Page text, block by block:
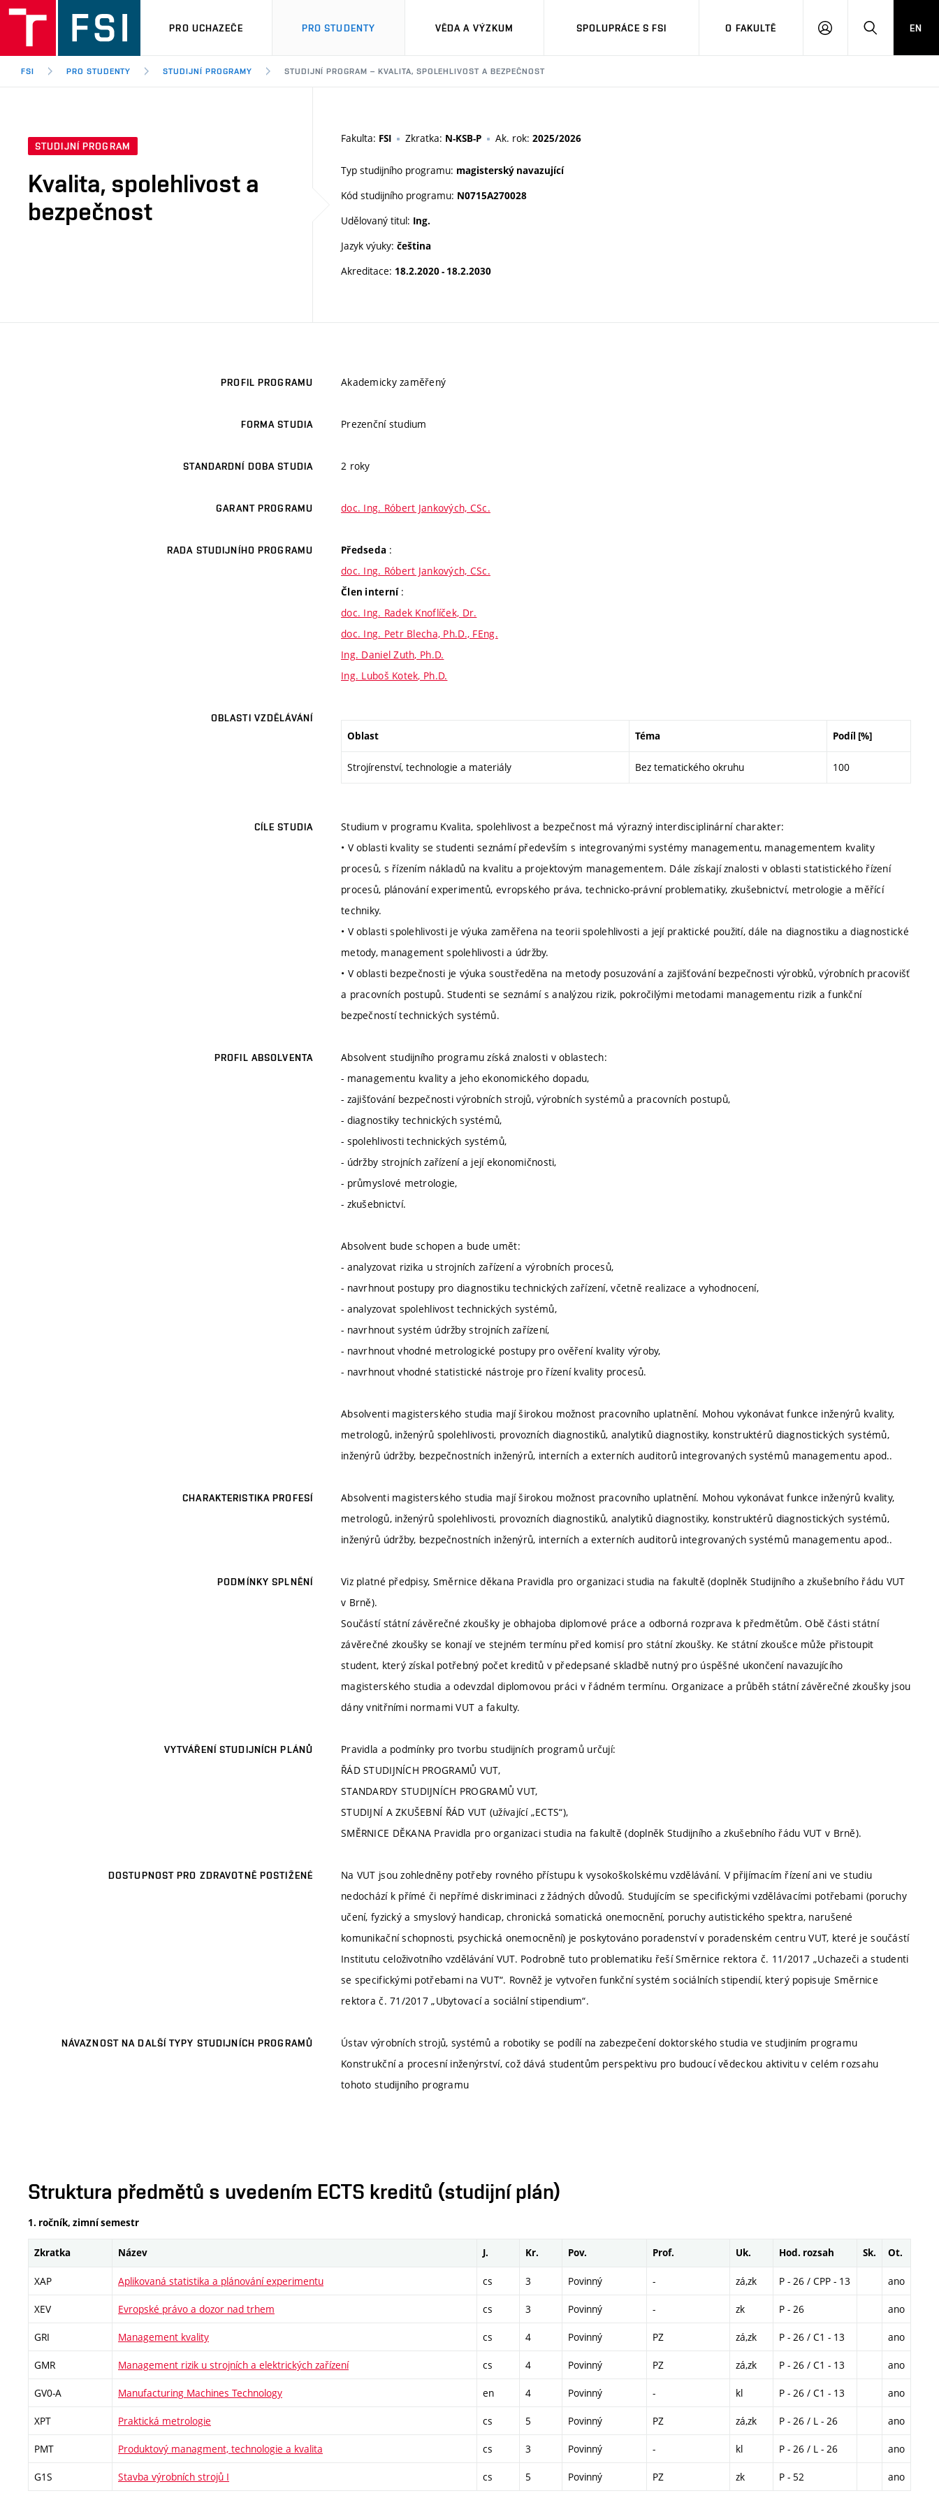
PRO UCHAZEČE PRO STUDENTY VĚDA A VÝZKUM SPOLUPRÁCE S FSI O FAKULTĚ
PŘIHLÁŠENÍHLEDAT
EN
FSI PRO STUDENTY STUDIJNÍ PROGRAMY STUDIJNÍ PROGRAM – KVALITA, SPOLEHLIVOST A BEZPEČNOST
STUDIJNÍ PROGRAM
Kvalita, spolehlivost a
bezpečnost
Fakulta: FSI Zkratka: N-KSB-P Ak. rok: 2025/2026
Typ studijního programu: magisterský navazující
Kód studijního programu: N0715A270028
Udělovaný titul: Ing.
Jazyk výuky: čeština
Akreditace: 18.2.2020 - 18.2.2030
PROFIL PROGRAMU Akademicky zaměřený
FORMA STUDIA Prezenční studium
STANDARDNÍ DOBA STUDIA 2 roky
GARANT PROGRAMU doc. Ing. Róbert Jankových, CSc.
RADA STUDIJNÍHO PROGRAMU Předseda :
doc. Ing. Róbert Jankových, CSc.
Člen interní :
doc. Ing. Radek Knoflíček, Dr.
doc. Ing. Petr Blecha, Ph.D., FEng.
Ing. Daniel Zuth, Ph.D.
Ing. Luboš Kotek, Ph.D.
OBLASTI VZDĚLÁVÁNÍ
Oblast Téma Podíl [%]
Strojírenství, technologie a materiály Bez tematického okruhu 100
CÍLE STUDIA
Studium v programu Kvalita, spolehlivost a bezpečnost má výrazný interdisciplinární charakter:
• V oblasti kvality se studenti seznámí především s integrovanými systémy managementu, managementem kvality
procesů, s řízením nákladů na kvalitu a projektovým managementem. Dále získají znalosti v oblasti statistického řízení
procesů, plánování experimentů, evropského práva, technicko-právní problematiky, zkušebnictví, metrologie a měřící
techniky.
• V oblasti spolehlivosti je výuka zaměřena na teorii spolehlivosti a její praktické použití, dále na diagnostiku a diagnostické
metody, management spolehlivosti a údržby.
• V oblasti bezpečnosti je výuka soustředěna na metody posuzování a zajišťování bezpečnosti výrobků, výrobních pracovišť
a pracovních postupů. Studenti se seznámí s analýzou rizik, pokročilými metodami managementu rizik a funkční
bezpečností technických systémů.
PROFIL ABSOLVENTA
Absolvent studijního programu získá znalosti v oblastech:
- managementu kvality a jeho ekonomického dopadu,
- zajišťování bezpečnosti výrobních strojů, výrobních systémů a pracovních postupů,
- diagnostiky technických systémů,
- spolehlivosti technických systémů,
- údržby strojních zařízení a její ekonomičnosti,
- průmyslové metrologie,
- zkušebnictví.
Absolvent bude schopen a bude umět:
- analyzovat rizika u strojních zařízení a výrobních procesů,
- navrhnout postupy pro diagnostiku technických zařízení, včetně realizace a vyhodnocení,
- analyzovat spolehlivost technických systémů,
- navrhnout systém údržby strojních zařízení,
- navrhnout vhodné metrologické postupy pro ověření kvality výroby,
- navrhnout vhodné statistické nástroje pro řízení kvality procesů.
Absolventi magisterského studia mají širokou možnost pracovního uplatnění. Mohou vykonávat funkce inženýrů kvality,
metrologů, inženýrů spolehlivosti, provozních diagnostiků, analytiků diagnostiky, konstruktérů diagnostických systémů,
inženýrů údržby, bezpečnostních inženýrů, interních a externích auditorů integrovaných systémů managementu apod..
CHARAKTERISTIKA PROFESÍ
Absolventi magisterského studia mají širokou možnost pracovního uplatnění. Mohou vykonávat funkce inženýrů kvality,
metrologů, inženýrů spolehlivosti, provozních diagnostiků, analytiků diagnostiky, konstruktérů diagnostických systémů,
inženýrů údržby, bezpečnostních inženýrů, interních a externích auditorů integrovaných systémů managementu apod..
PODMÍNKY SPLNĚNÍ
Viz platné předpisy, Směrnice děkana Pravidla pro organizaci studia na fakultě (doplněk Studijního a zkušebního řádu VUT
v Brně).
Součástí státní závěrečné zkoušky je obhajoba diplomové práce a odborná rozprava k předmětům. Obě části státní
závěrečné zkoušky se konají ve stejném termínu před komisí pro státní zkoušky. Ke státní zkoušce může přistoupit
student, který získal potřebný počet kreditů v předepsané skladbě nutný pro úspěšné ukončení navazujícího
magisterského studia a odevzdal diplomovou práci v řádném termínu. Organizace a průběh státní závěrečné zkoušky jsou
dány vnitřními normami VUT a fakulty.
VYTVÁŘENÍ STUDIJNÍCH PLÁNŮ
Pravidla a podmínky pro tvorbu studijních programů určují:
ŘÁD STUDIJNÍCH PROGRAMŮ VUT,
STANDARDY STUDIJNÍCH PROGRAMŮ VUT,
STUDIJNÍ A ZKUŠEBNÍ ŘÁD VUT (užívající „ECTS“),
SMĚRNICE DĚKANA Pravidla pro organizaci studia na fakultě (doplněk Studijního a zkušebního řádu VUT v Brně).
DOSTUPNOST PRO ZDRAVOTNĚ POSTIŽENÉ
Na VUT jsou zohledněny potřeby rovného přístupu k vysokoškolskému vzdělávání. V přijímacím řízení ani ve studiu
nedochází k přímé či nepřímé diskriminaci z žádných důvodů. Studujícím se specifickými vzdělávacími potřebami (poruchy
učení, fyzický a smyslový handicap, chronická somatická onemocnění, poruchy autistického spektra, narušené
komunikační schopnosti, psychická onemocnění) je poskytováno poradenství v poradenském centru VUT, které je součástí
Institutu celoživotního vzdělávání VUT. Podrobně tuto problematiku řeší Směrnice rektora č. 11/2017 „Uchazeči a studenti
se specifickými potřebami na VUT“. Rovněž je vytvořen funkční systém sociálních stipendií, který popisuje Směrnice
rektora č. 71/2017 „Ubytovací a sociální stipendium“.
NÁVAZNOST NA DALŠÍ TYPY STUDIJNÍCH PROGRAMŮ
Ústav výrobních strojů, systémů a robotiky se podílí na zabezpečení doktorského studia ve studjiním programu
Konstrukční a procesní inženýrství, což dává studentům perspektivu pro budoucí vědeckou aktivitu v celém rozsahu
tohoto studijního programu
Struktura předmětů s uvedením ECTS kreditů (studijní plán)
1. ročník, zimní semestr
Zkratka Název J. Kr. Pov. Prof. Uk. Hod. rozsah Sk. Ot.
XAP Aplikovaná statistika a plánování experimentu cs 3 Povinný - zá,zk P - 26 / CPP - 13 ano
XEV Evropské právo a dozor nad trhem cs 3 Povinný - zk P - 26 ano
GRI Management kvality cs 4 Povinný PZ zá,zk P - 26 / C1 - 13 ano
GMR Management rizik u strojních a elektrických zařízení cs 4 Povinný PZ zá,zk P - 26 / C1 - 13 ano
GV0-A Manufacturing Machines Technology en 4 Povinný - kl P - 26 / C1 - 13 ano
XPT Praktická metrologie cs 5 Povinný PZ zá,zk P - 26 / L - 26 ano
PMT Produktový managment, technologie a kvalita cs 3 Povinný - kl P - 26 / L - 26 ano
G1S Stavba výrobních strojů I cs 5 Povinný PZ zk P - 52 ano